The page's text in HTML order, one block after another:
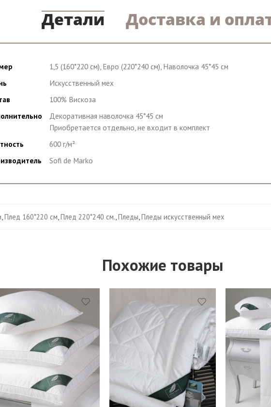
Детали Доставка и
1,5 (160*220 см), Евро (220*240 см), Наволочка 45*45 см
Искусственный мех
100% Вискоза
Декоративная наволочка 45*45 см
Приобретается отдельно, не входит в комплект
600 г/м²
Sofi de Marko
,Плед 160*220 см,Плед 220*240 см.,Пледы,Пледы искусственный мех
Похожие товары
45*45 см
60*60 см
1,5 (150*200 см.)
Евро (200*220 см.)
1,5 (150*200
Евро
Евро